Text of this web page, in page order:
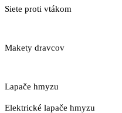
Siete proti vtákom
Makety dravcov
Lapače hmyzu
Elektrické lapače hmyzu